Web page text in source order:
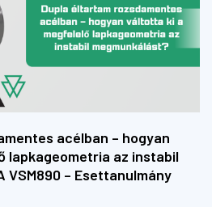
acélban – hogyan
lapkageometria az instabil
VSM890 – Esettanulmány